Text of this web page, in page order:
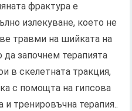
фрактура е
излекуване, което не
травми на шийката на
започнем терапията
в скелетната тракция,
с помощта на гипсова
тренировъчна терапия..